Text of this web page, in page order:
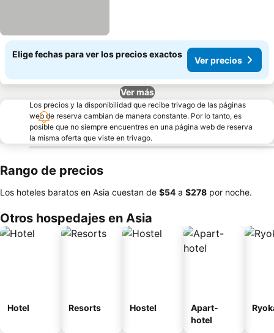
Elige fechas para ver los precios exactos
Ver precios
Ver más
Los precios y la disponibilidad que recibe trivago de las páginas
web de reserva cambian de manera constante. Por lo tanto, es
posible que no siempre encuentres en una página web de reserva
la misma oferta que viste en trivago.
Rango de precios
Los hoteles baratos en Asia cuestan de ‎$54 a ‎$278 por noche.
Otros hospedajes en Asia
Hotel Resorts Hostel
Apart-
hotel